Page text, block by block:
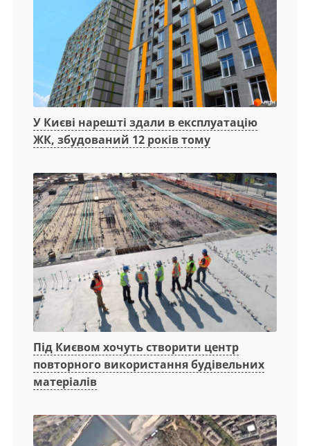
У Києві нарешті здали в експлуатацію
ЖК, збудований 12 років тому
Під Києвом хочуть створити центр
повторного використання будівельних
матеріалів